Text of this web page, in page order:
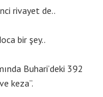
rivayet de..
bir şey..
Buhari’deki 392
keza”.